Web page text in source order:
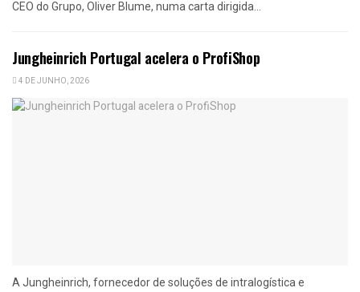
CEO do Grupo, Oliver Blume, numa carta dirigida...
Jungheinrich Portugal acelera o ProfiShop
4 DE JUNHO, 2026
A Jungheinrich, fornecedor de soluções de intralogística e